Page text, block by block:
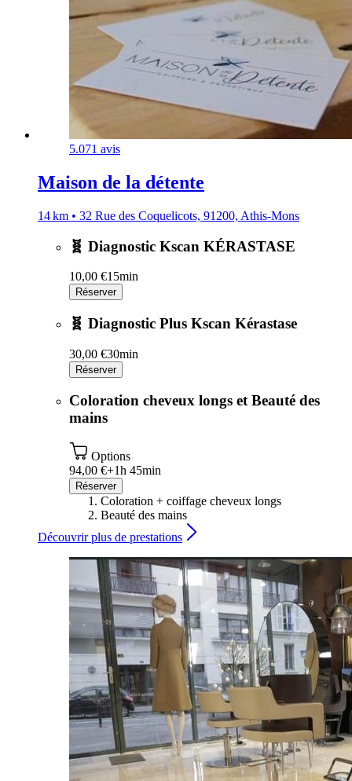
5.071 avis
Maison de la détente
14 km • 32 Rue des Coquelicots, 91200, Athis-Mons
🧬 Diagnostic Kscan KÉRASTASE
10,00 €15min
Réserver
🧬 Diagnostic Plus Kscan Kérastase
30,00 €30min
Réserver
Coloration cheveux longs et Beauté des
mains
Options
94,00 €+1h 45min
Réserver
Coloration + coiffage cheveux longs
Beauté des mains
Découvrir plus de prestations